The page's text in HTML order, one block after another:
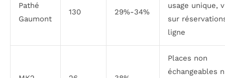
Pathé
Gaumont
130 29%-34%
usage unique,
sur
ligne
Places non
échangeables